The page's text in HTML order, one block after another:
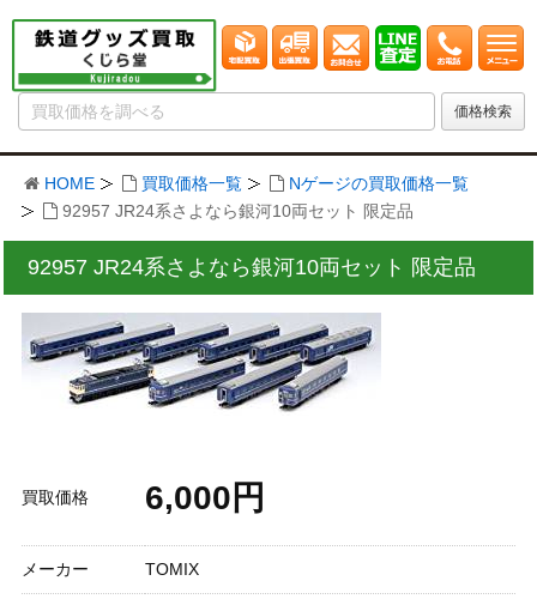
HOME 買取価格一覧
Nゲージの買取価格一覧
92957 JR24系さよなら銀河10両セット 限定品
92957 JR24系さよなら銀河10両セット 限定品
買取価格 6,000円
メーカー TOMIX